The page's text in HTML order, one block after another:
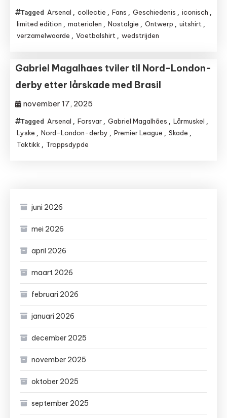
Tagged Arsenal , collectie , Fans , Geschiedenis , iconisch ,
limited edition , materialen , Nostalgie , Ontwerp , uitshirt ,
verzamelwaarde , Voetbalshirt , wedstrijden
Gabriel Magalhaes tviler til Nord-London-
derby etter lårskade med Brasil
november 17, 2025
Tagged Arsenal , Forsvar , Gabriel Magalhães , Lårmuskel ,
Lyske , Nord-London-derby , Premier League , Skade ,
Taktikk , Troppsdypde
juni 2026
mei 2026
april 2026
maart 2026
februari 2026
januari 2026
december 2025
november 2025
oktober 2025
september 2025